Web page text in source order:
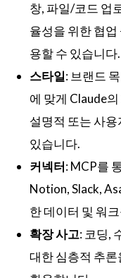
창, 파일/코드 업
율성을 위한 협
용할 수 있습니다.
스타일: 브랜드
에 맞게 Claude
설명적 또는 사
있습니다.
커넥터: MCP를
Notion, Slack,
한 데이터 및 워
확장 사고: 코딩,
대한 심층적 추론